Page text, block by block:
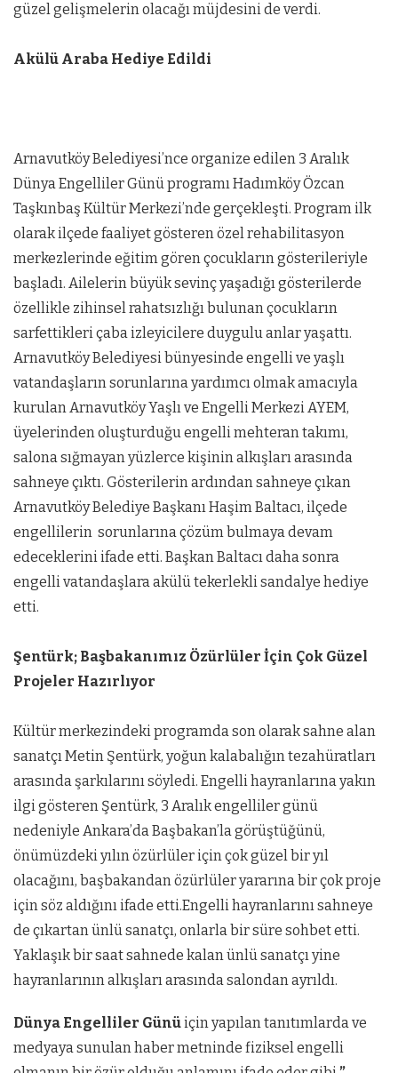
güzel gelişmelerin olacağı müjdesini de verdi.
Akülü Araba Hediye Edildi
Arnavutköy Belediyesi’nce organize edilen 3 Aralık
Dünya Engelliler Günü programı Hadımköy Özcan
Taşkınbaş Kültür Merkezi’nde gerçekleşti. Program ilk
olarak ilçede faaliyet gösteren özel rehabilitasyon
merkezlerinde eğitim gören çocukların gösterileriyle
başladı. Ailelerin büyük sevinç yaşadığı gösterilerde
özellikle zihinsel rahatsızlığı bulunan çocukların
sarfettikleri çaba izleyicilere duygulu anlar yaşattı.
Arnavutköy Belediyesi bünyesinde engelli ve yaşlı
vatandaşların sorunlarına yardımcı olmak amacıyla
kurulan Arnavutköy Yaşlı ve Engelli Merkezi AYEM,
üyelerinden oluşturduğu engelli mehteran takımı,
salona sığmayan yüzlerce kişinin alkışları arasında
sahneye çıktı. Gösterilerin ardından sahneye çıkan
Arnavutköy Belediye Başkanı Haşim Baltacı, ilçede
engellilerin sorunlarına çözüm bulmaya devam
edeceklerini ifade etti. Başkan Baltacı daha sonra
engelli vatandaşlara akülü tekerlekli sandalye hediye
etti.
Şentürk; Başbakanımız Özürlüler İçin Çok Güzel
Projeler Hazırlıyor
Kültür merkezindeki programda son olarak sahne alan
sanatçı Metin Şentürk, yoğun kalabalığın tezahüratları
arasında şarkılarını söyledi. Engelli hayranlarına yakın
ilgi gösteren Şentürk, 3 Aralık engelliler günü
nedeniyle Ankara’da Başbakan’la görüştüğünü,
önümüzdeki yılın özürlüler için çok güzel bir yıl
olacağını, başbakandan özürlüler yararına bir çok proje
için söz aldığını ifade etti.Engelli hayranlarını sahneye
de çıkartan ünlü sanatçı, onlarla bir süre sohbet etti.
Yaklaşık bir saat sahnede kalan ünlü sanatçı yine
hayranlarının alkışları arasında salondan ayrıldı.
Dünya Engelliler Günüiçin yapılan tanıtımlarda ve
medyaya sunulan haber metninde fiziksel engelli